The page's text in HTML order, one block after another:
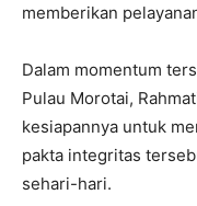
memberikan
‎Dalam momentum
Pulau Morotai,
kesiapannya untuk
pakta integritas
sehari-hari.